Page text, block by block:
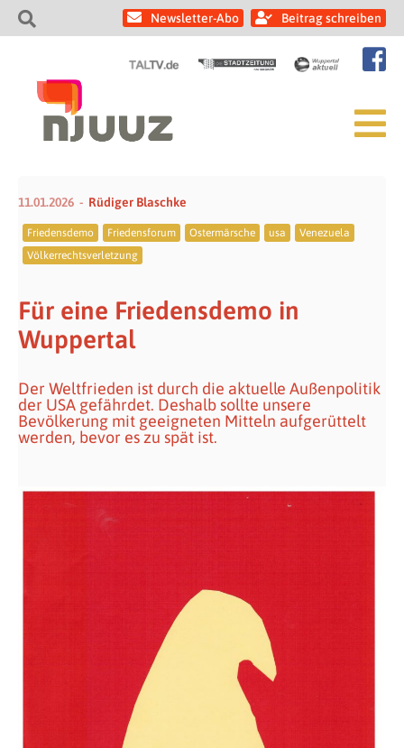
Newsletter-Abo Beitrag schreiben
11.01.2026 Rüdiger Blaschke
Friedensdemo Friedensforum Ostermärsche usa
Venezuela
Völkerrechtsverletzung
Für eine Friedensdemo in
Wuppertal
Der Weltfrieden ist durch die aktuelle Außenpolitik
der USA gefährdet. Deshalb sollte unsere
Bevölkerung mit geeigneten Mitteln aufgerüttelt
werden, bevor es zu spät ist.